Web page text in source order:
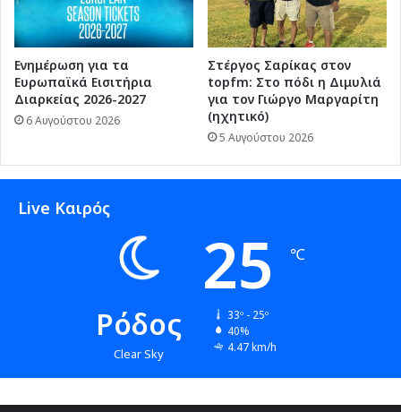
Ενημέρωση για τα
Ευρωπαϊκά Εισιτήρια
Διαρκείας 2026-2027
6 Αυγούστου 2026
Στέργος Σαρίκας στον
topfm: Στο πόδι η Διμυλιά
για τον Γιώργο Μαργαρίτη
(ηχητικό)
5 Αυγούστου 2026
Live Καιρός
Ρόδος
Clear Sky
25 ℃
33º - 25º
40%
4.47 km/h